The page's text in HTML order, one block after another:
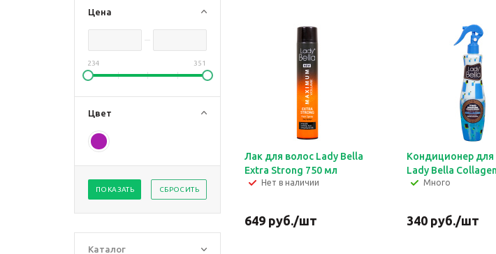
Цена
234 351
Цвет
ПОКАЗАТЬ СБРОСИТЬ
Каталог
Лак для волос Lady Bella
Extra Strong 750 мл
Нет в наличии
649 руб./шт
Кондиционер для
Lady Bella
Много
340руб./шт